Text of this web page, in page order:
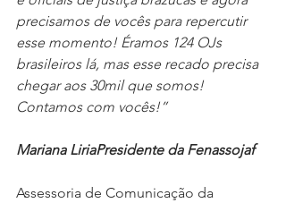
precisamos de vocês para repercutir
esse momento! Éramos 124 OJs
brasileiros lá, mas esse recado precisa
chegar aos 30mil que somos!
Contamos com vocês!”
Mariana LiriaPresidente da Fenassojaf
Assessoria de Comunicação da